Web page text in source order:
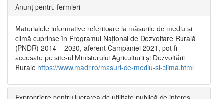
Anunț pentru fermieri
Materialele informative referitoare la măsurile de mediu și
climă cuprinse în Programul Național de Dezvoltare Rurală
(PNDR) 2014 – 2020, aferent Campaniei 2021, pot fi
accesate pe site-ul Ministerului Agriculturii și Dezvoltării
Rurale https://www.madr.ro/masuri-de-mediu-si-clima.html
Expropriere pentru lucrarea de utilitate publică de interes